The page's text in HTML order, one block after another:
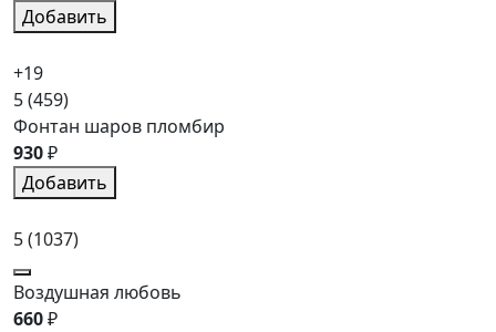
Добавить
+19
5(459)
Фонтан шаров пломбир
930₽
Добавить
5(1037)
Воздушная любовь
660₽